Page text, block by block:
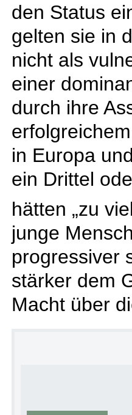
den Status
gelten sie in
nicht als
einer
durch ihre
in Europa
ein Drittel
hätten „zu
junge
progressiver
stärker dem
Macht über